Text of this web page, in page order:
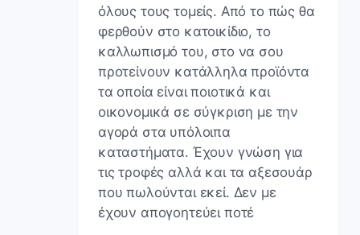
όλους τους τομείς. Από το πώς θα
φερθούν στο κατοικίδιο, το
καλλωπισμό του, στο να σου
προτείνουν κατάλληλα προϊόντα
τα οποία είναι ποιοτικά και
οικονομικά σε σύγκριση με την
αγορά στα υπόλοιπα
καταστήματα. Έχουν γνώση για
τις τροφές αλλά και τα αξεσουάρ
που πωλούνται εκεί. Δεν με
έχουν απογοητεύει ποτέ